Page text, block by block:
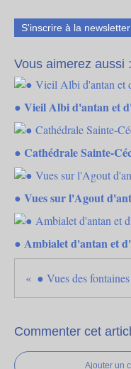
S'inscrire à la newsletter
Vous aimerez aussi :
● Vieil Albi d'antan et
● Cathédrale Sainte-
● Vues sur l'Agout
● Ambialet d'antan et
Commenter cet
Ajouter un